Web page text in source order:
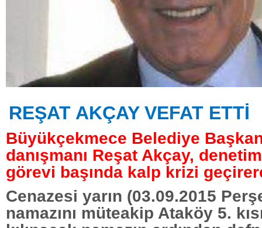
REŞAT AKÇAY VEFAT ETTİ
Büyükçekmece Belediye
danışmanı Reşat Akçay,
görevi başında kalp krizi
Cenazesi yarın (03.09.2015
namazını müteakip Ataköy 5.